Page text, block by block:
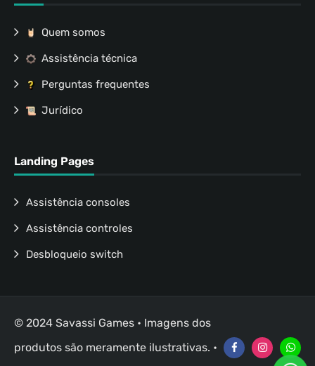
Quem somos
Assistência técnica
Perguntas frequentes
Jurídico
Landing Pages
Assistência consoles
Assistência controles
Desbloqueio switch
© 2024 Savassi Games • Imagens dos
produtos são meramente ilustrativas. •